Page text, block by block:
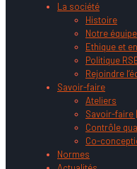
La société
Histoire
Notre équipe
Ethique et
Politique
Rejoindre
Savoir-faire
Ateliers
Savoir-faire
Contrôle
Co-
Normes